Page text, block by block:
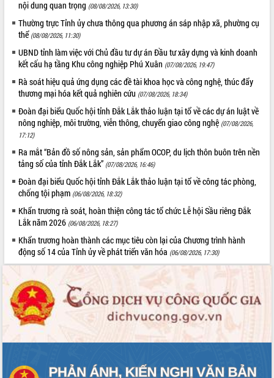
nội dung quan trọng (08/08/2026, 13:30)
Thường trực Tỉnh ủy chưa thông qua phương án sáp nhập xã, phường cụ
thể (08/08/2026, 11:30)
UBND tỉnh làm việc với Chủ đầu tư dự án Đầu tư xây dựng và kinh doanh
kết cấu hạ tầng Khu công nghiệp Phú Xuân (07/08/2026, 19:47)
Rà soát hiệu quả ứng dụng các đề tài khoa học và công nghệ, thúc đẩy
thương mại hóa kết quả nghiên cứu (07/08/2026, 18:34)
Đoàn đại biểu Quốc hội tỉnh Đắk Lắk thảo luận tại tổ về các dự án luật về
nông nghiệp, môi trường, viễn thông, chuyển giao công nghệ (07/08/2026,
17:12)
Ra mắt “Bản đồ số nông sản, sản phẩm OCOP, du lịch thôn buôn trên nền
tảng số của tỉnh Đắk Lắk” (07/08/2026, 16:46)
Đoàn đại biểu Quốc hội tỉnh Đắk Lắk thảo luận tại tổ về công tác phòng,
chống tội phạm (06/08/2026, 18:32)
Khẩn trương rà soát, hoàn thiện công tác tổ chức Lễ hội Sầu riêng Đắk
Lắk năm 2026 (06/08/2026, 18:27)
Khẩn trương hoàn thành các mục tiêu còn lại của Chương trình hành
động số 14 của Tỉnh ủy về phát triển văn hóa (06/08/2026, 17:30)